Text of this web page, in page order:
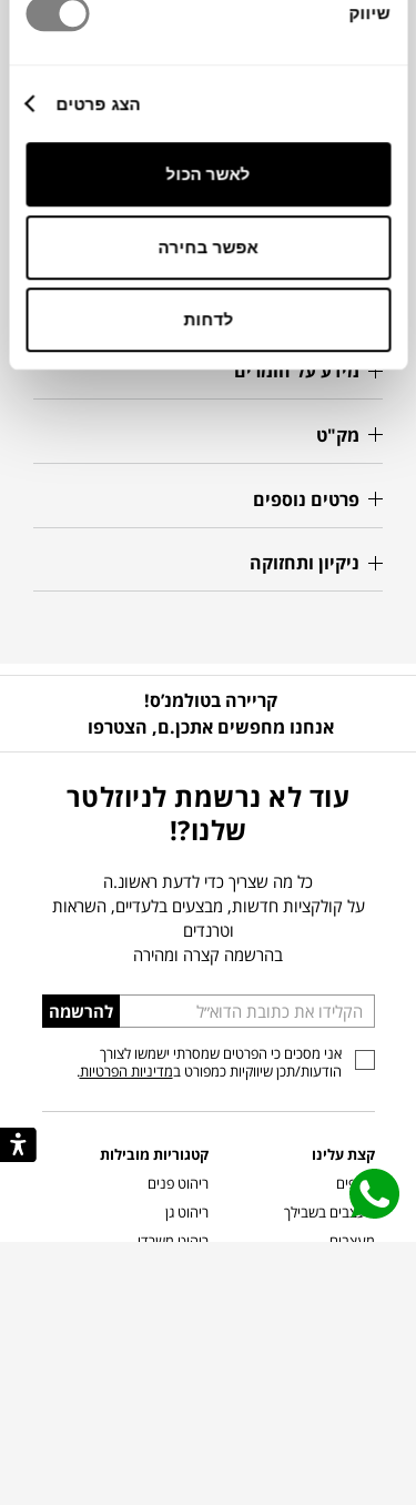
שיווק
הצג פרטים
לאשר הכול
אפשר בחירה
לדחות
סביבת החוץ או הפנים שלכם.
Ø80X33H ס"מ
מידע על חומרים
מק"ט
פרטים נוספים
ניקיון ותחזוקה
קריירה בטולמנ’ס!
אנחנו מחפשים אתכן.ם, הצטרפו
עוד לא נרשמת לניוזלטר
שלנו?!
כל מה שצריך כדי לדעת ראשונ.ה
על קולקציות חדשות, מבצעים בלעדיים, השראות
וטרנדים
בהרשמה קצרה ומהירה
הכניסו
כתובת
דוא”ל
להרשמה
אני מסכים כי הפרטים שמסרתי ישמשו לצורך
הודעות/תכן שיווקיות כמפורט במדיניות הפרטיות.
קצת עלינו
סניפים
מעצבים בשבילך
מעצבים
קטגוריות מובילות
ריהוט פנים
ריהוט גן
ריהוט משרדי